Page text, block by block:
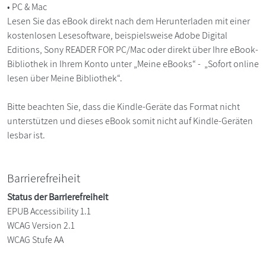
• PC & Mac
Lesen Sie das eBook direkt nach dem Herunterladen mit einer
kostenlosen Lesesoftware, beispielsweise Adobe Digital
Editions, Sony READER FOR PC/Mac oder direkt über Ihre eBook-
Bibliothek in Ihrem Konto unter „Meine eBooks“ - „Sofort online
lesen über Meine Bibliothek“.
Bitte beachten Sie, dass die Kindle-Geräte das Format nicht
unterstützen und dieses eBook somit nicht auf Kindle-Geräten
lesbar ist.
Barrierefreiheit
Status der Barrierefreiheit
EPUB Accessibility 1.1
WCAG Version 2.1
WCAG Stufe AA